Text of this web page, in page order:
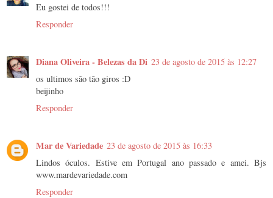
Eu gostei de todos!!!
Responder
Diana Oliveira - Belezas da Di 23 de agosto de 2015 às 12:27
os ultimos são tão giros :D
beijinho
Responder
Mar de Variedade 23 de agosto de 2015 às 16:33
Lindos óculos. Estive em Portugal ano passado e amei. Bjs
www.mardevariedade.com
Responder